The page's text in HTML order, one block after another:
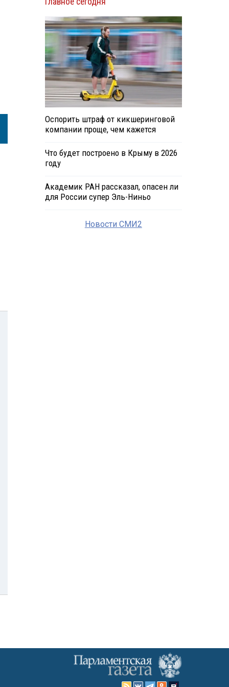
Оспорить штраф от кикшеринговой
компании проще, чем кажется
Что будет построено в Крыму в 2026
году
Академик РАН рассказал, опасен ли
для России супер Эль-Ниньо
Новости СМИ2